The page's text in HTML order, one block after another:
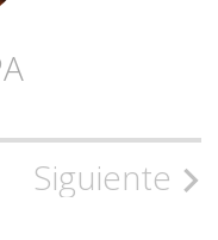
Siguiente